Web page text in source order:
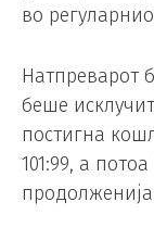
во
Натпреварот
беше
постигна
101:99, а